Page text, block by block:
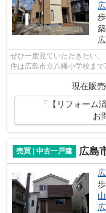
ぜひ一度見ていただきたい
件は広島市立八幡小学校ま
現在販
「【リフォーム
お
売買 | 中古一戸建 広島